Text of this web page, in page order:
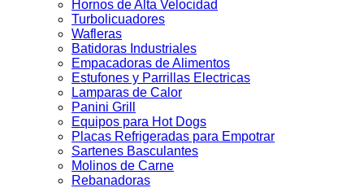
Hornos de Alta Velocidad
Turbolicuadores
Wafleras
Batidoras Industriales
Empacadoras de Alimentos
Estufones y Parrillas Electricas
Lamparas de Calor
Panini Grill
Equipos para Hot Dogs
Placas Refrigeradas para Empotrar
Sartenes Basculantes
Molinos de Carne
Rebanadoras